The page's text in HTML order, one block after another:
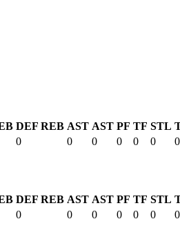
DEF REB AST AST PF TF STL
0 0 0 0 0 0 0
DEF REB AST AST PF TF STL
0 0 0 0 0 0 0